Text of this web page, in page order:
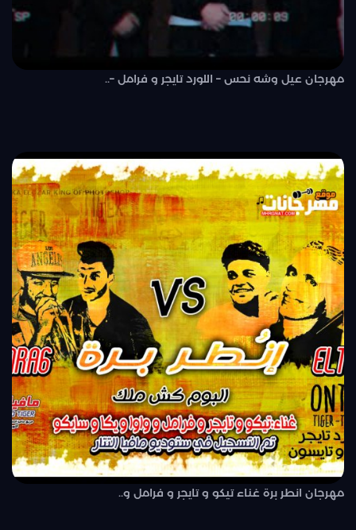
مهرجان عيل وشه نحس – اللورد تايجر و فرامل –..
مهرجان انطر برة غناء تيكو و تايجر و فرامل و..